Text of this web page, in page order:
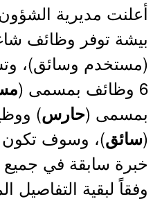
أعلنت مديرية
بيشة توفر وظائف
(مستخدم وسائق)،
6 وظائف بمسمى (
بمسمى (حارس)
(سائق)، وسوف تكون
خبرة سابقة في جميع
وفقاً لبقية التفاصيل